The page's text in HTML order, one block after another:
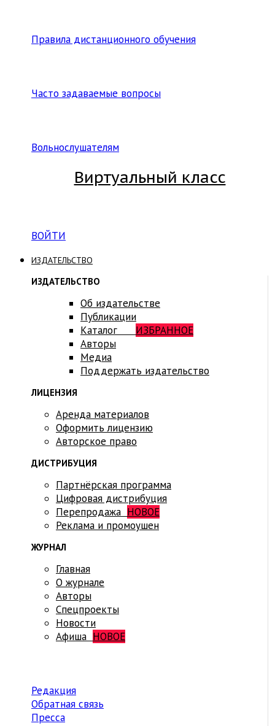
Правила дистанционного обучения
Часто задаваемые вопросы
Вольнослушателям
Виртуальный класс
ВОЙТИ
ИЗДАТЕЛЬСТВО
ИЗДАТЕЛЬСТВО
Об издательстве
Публикации
Каталог ИЗБРАННОЕ
Авторы
Медиа
Поддержать издательство
ЛИЦЕНЗИЯ
Аренда материалов
Оформить лицензию
Авторское право
ДИСТРИБУЦИЯ
Партнёрская программа
Цифровая дистрибуция
Перепродажа НОВОЕ
Реклама и промоушен
ЖУРНАЛ
Главная
О журнале
Авторы
Спецпроекты
Новости
Афиша НОВОЕ
Редакция
Обратная связь
Пресса